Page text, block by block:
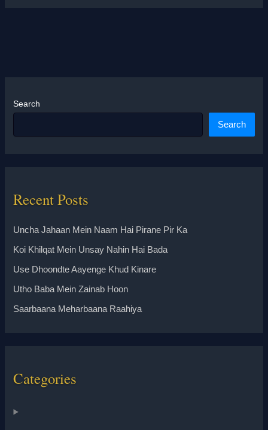
Search
Search
Recent Posts
Uncha Jahaan Mein Naam Hai Pirane Pir Ka
Koi Khilqat Mein Unsay Nahin Hai Bada
Use Dhoondte Aayenge Khud Kinare
Utho Baba Mein Zainab Hoon
Saarbaana Meharbaana Raahiya
Categories